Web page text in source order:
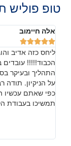
טופ פוליש
אלה חיימוב





ליחס כזה אדיב
הכבוד!!!!!
התהליך ובעיקר
על הניקיון. תודה
כפי שאתם עכשיו
תמשיכו בעבודת